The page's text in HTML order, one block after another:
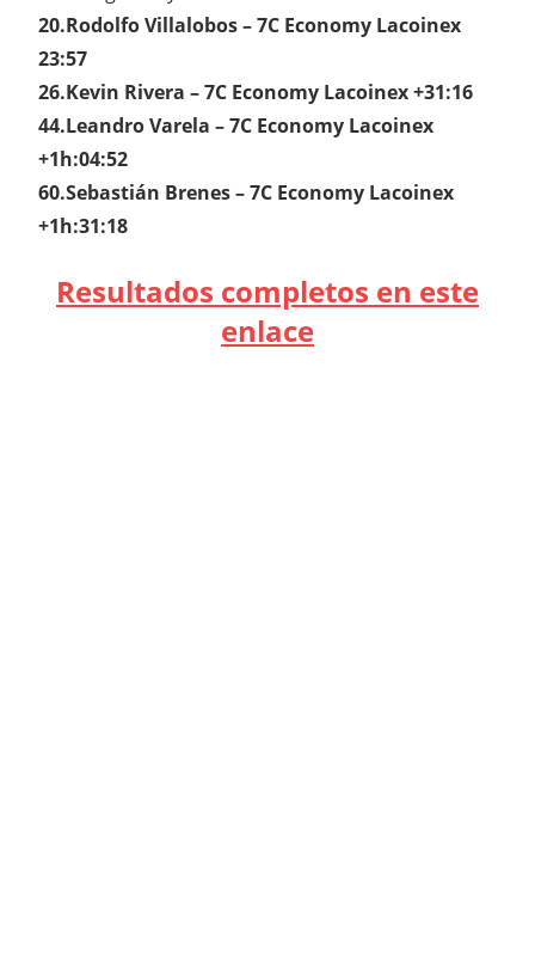
20.Rodolfo Villalobos – 7C Economy Lacoinex
23:57
26.Kevin Rivera – 7C Economy Lacoinex +31:16
44.Leandro Varela – 7C Economy Lacoinex
+1h:04:52
60.Sebastián Brenes – 7C Economy Lacoinex
+1h:31:18
Resultados completos en este
enlace